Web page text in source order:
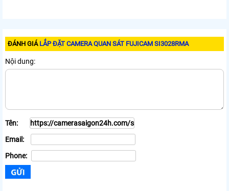
ĐÁNH GIÁ LẮP ĐẶT CAMERA QUAN SÁT FUJICAM SI3028RMA
Nội dung:
Tên:
Email:
Phone: